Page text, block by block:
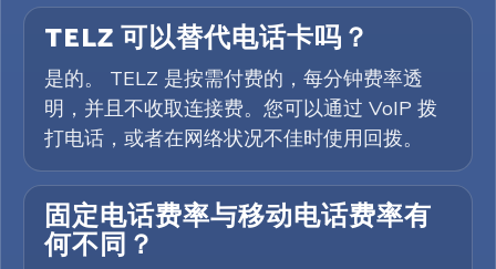
TELZ 可以替代电话卡吗？
是的。 TELZ 是按需付费的，每分钟费率透
明，并且不收取连接费。您可以通过 VoIP 拨
打电话，或者在网络状况不佳时使用回拨。
固定电话费率与移动电话费率有
何不同？